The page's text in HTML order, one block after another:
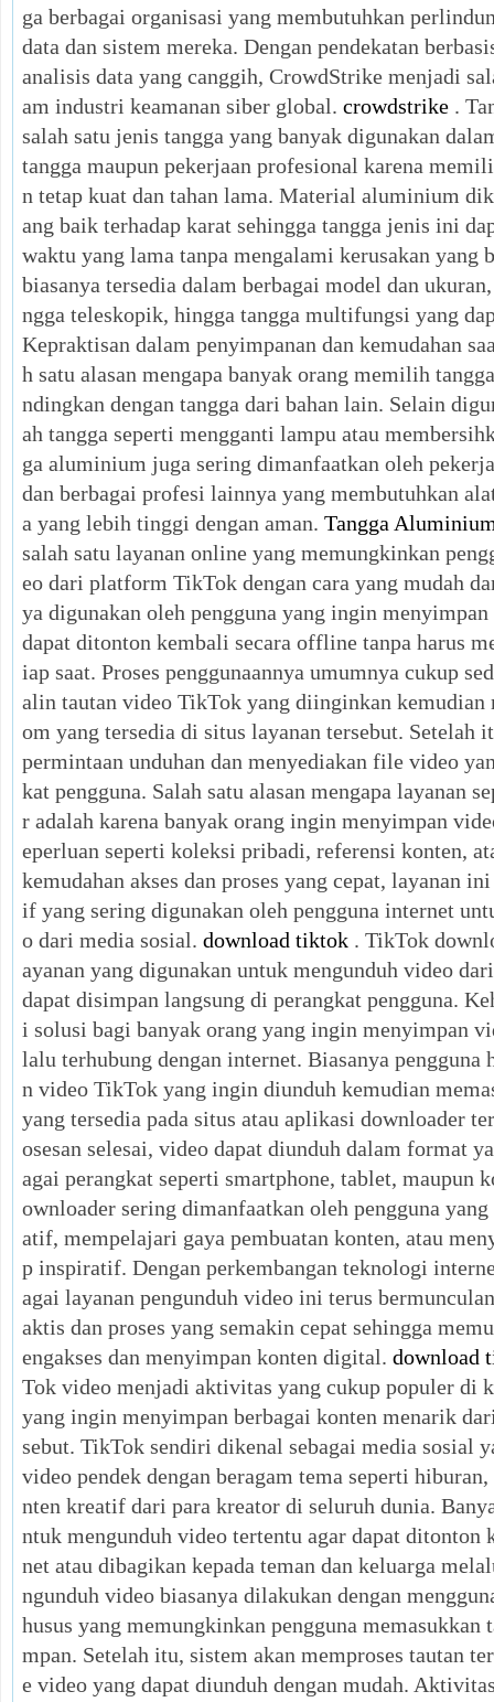
ga berbagai organisasi yang membutuhkan
data dan sistem mereka. Dengan pendekatan
analisis data yang canggih, CrowdStrike menjadi
am industri keamanan siber global. crowdstrike .
salah satu jenis tangga yang banyak digunakan
tangga maupun pekerjaan profesional karena
n tetap kuat dan tahan lama. Material aluminium
ang baik terhadap karat sehingga tangga jenis ini
waktu yang lama tanpa mengalami kerusakan yang
biasanya tersedia dalam berbagai model dan
ngga teleskopik, hingga tangga multifungsi yang
Kepraktisan dalam penyimpanan dan kemudahan
h satu alasan mengapa banyak orang memilih
ndingkan dengan tangga dari bahan lain. Selain
ah tangga seperti mengganti lampu atau
ga aluminium juga sering dimanfaatkan oleh
dan berbagai profesi lainnya yang membutuhkan
a yang lebih tinggi dengan aman. Tangga
salah satu layanan online yang memungkinkan
eo dari platform TikTok dengan cara yang mudah
ya digunakan oleh pengguna yang ingin
dapat ditonton kembali secara offline tanpa harus
iap saat. Proses penggunaannya umumnya cukup
alin tautan video TikTok yang diinginkan kemudian
om yang tersedia di situs layanan tersebut. Setelah
permintaan unduhan dan menyediakan file video
kat pengguna. Salah satu alasan mengapa layanan
r adalah karena banyak orang ingin menyimpan
eperluan seperti koleksi pribadi, referensi konten,
kemudahan akses dan proses yang cepat, layanan
if yang sering digunakan oleh pengguna internet
o dari media sosial. download tiktok . TikTok
ayanan yang digunakan untuk mengunduh video
dapat disimpan langsung di perangkat pengguna.
i solusi bagi banyak orang yang ingin menyimpan
lalu terhubung dengan internet. Biasanya pengguna
n video TikTok yang ingin diunduh kemudian
yang tersedia pada situs atau aplikasi downloader
osesan selesai, video dapat diunduh dalam format
agai perangkat seperti smartphone, tablet, maupun
ownloader sering dimanfaatkan oleh pengguna
atif, mempelajari gaya pembuatan konten, atau
p inspiratif. Dengan perkembangan teknologi
agai layanan pengunduh video ini terus
aktis dan proses yang semakin cepat sehingga
engakses dan menyimpan konten digital. download
Tok video menjadi aktivitas yang cukup populer di
yang ingin menyimpan berbagai konten menarik
sebut. TikTok sendiri dikenal sebagai media sosial
video pendek dengan beragam tema seperti
nten kreatif dari para kreator di seluruh dunia.
ntuk mengunduh video tertentu agar dapat ditonton
net atau dibagikan kepada teman dan keluarga
ngunduh video biasanya dilakukan dengan
husus yang memungkinkan pengguna
mpan. Setelah itu, sistem akan memproses tautan
e video yang dapat diunduh dengan mudah.